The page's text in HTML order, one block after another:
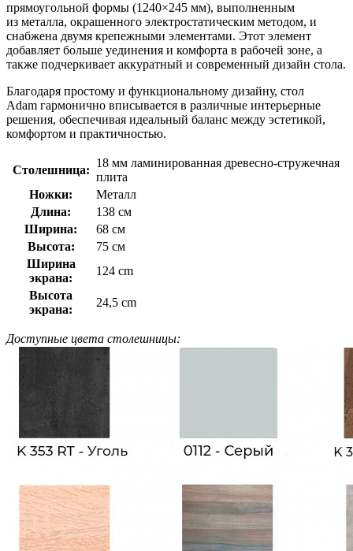
прямоугольной формы (1240×245 мм), выполненным
из металла, окрашенного электростатическим методом, и
снабжена двумя крепежными элементами. Этот элемент
добавляет больше уединения и комфорта в рабочей зоне, а
также подчеркивает аккуратный и современный дизайн стола.
Благодаря простому и функциональному дизайну, стол
Adam гармонично вписывается в различные интерьерные
решения, обеспечивая идеальный баланс между эстетикой,
комфортом и практичностью.
Столешница:
18 мм ламинированная древесно-стружечная
плита
Ножки:
Металл
Длина:
138 см
Ширина:
68 см
Высота:
75 см
Ширина
экрана:
124 cm
Высота
экрана:
24,5 cm
Доступные цвета столешницы: